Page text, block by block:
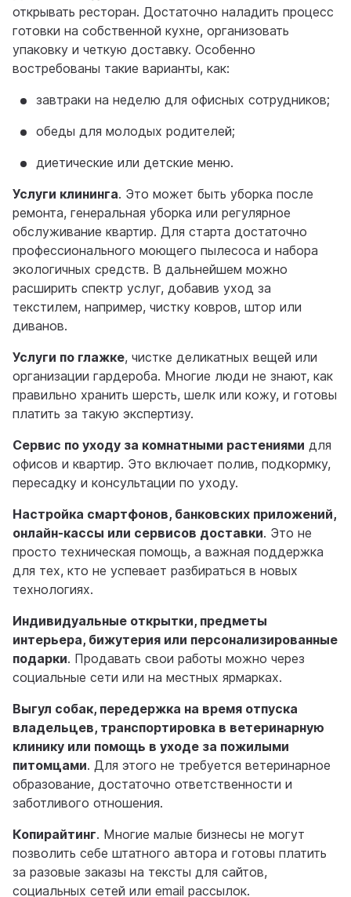
открывать ресторан. Достаточно наладить процесс
готовки на собственной кухне, организовать
упаковку и четкую доставку. Особенно
востребованы такие варианты, как:
завтраки на неделю для офисных сотрудников;
обеды для молодых родителей;
диетические или детские меню.
Услуги клининга. Это может быть уборка после
ремонта, генеральная уборка или регулярное
обслуживание квартир. Для старта достаточно
профессионального моющего пылесоса и набора
экологичных средств. В дальнейшем можно
расширить спектр услуг, добавив уход за
текстилем, например, чистку ковров, штор или
диванов.
Услуги по глажке, чистке деликатных вещей или
организации гардероба. Многие люди не знают, как
правильно хранить шерсть, шелк или кожу, и готовы
платить за такую экспертизу.
Сервис по уходу за комнатными растениями для
офисов и квартир. Это включает полив, подкормку,
пересадку и консультации по уходу.
Настройка смартфонов, банковских приложений,
онлайн-кассы или сервисов доставки. Это не
просто техническая помощь, а важная поддержка
для тех, кто не успевает разбираться в новых
технологиях.
Индивидуальные открытки, предметы
интерьера, бижутерия или персонализированные
подарки. Продавать свои работы можно через
социальные сети или на местных ярмарках.
Выгул собак, передержка на время отпуска
владельцев, транспортировка в ветеринарную
клинику или помощь в уходе за пожилыми
питомцами. Для этого не требуется ветеринарное
образование, достаточно ответственности и
заботливого отношения.
Копирайтинг. Многие малые бизнесы не могут
позволить себе штатного автора и готовы платить
за разовые заказы на тексты для сайтов,
социальных сетей или email рассылок.